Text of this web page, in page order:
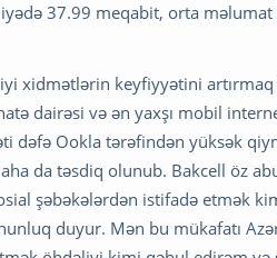
37.99 meqabit, orta
xidmətlərin keyfiyyətini
dairəsi və ən yaxşı mobil
dəfə Ookla tərəfindən yüksək
da təsdiq olunub. Bakcell öz
şəbəkələrdən istifadə etmək
duyur. Mən bu mükafatı